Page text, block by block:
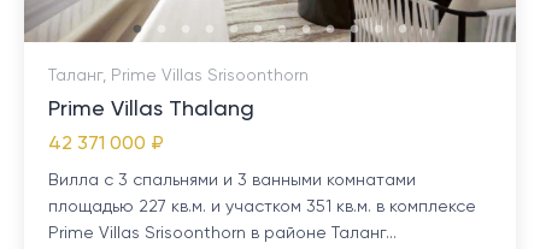
Таланг, Prime Villas Srisoonthorn
Prime Villas Thalang
42 371 000 ₽
Вилла с 3 спальнями и 3 ванными комнатами
площадью 227 кв.м. и участком 351 кв.м. в комплексе
Prime Villas Srisoonthorn в районе Таланг...